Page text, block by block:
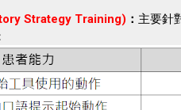
Strategy Training) ： 主要針